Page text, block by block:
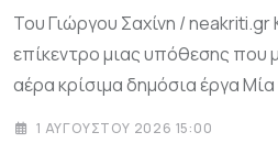
Του Γιώργου Σαχίνη / neakriti.gr
επίκεντρο μιας υπόθεσης που
αέρα κρίσιμα δημόσια έργα
1 ΑΥΓΟΎΣΤΟΥ 2026 15:00